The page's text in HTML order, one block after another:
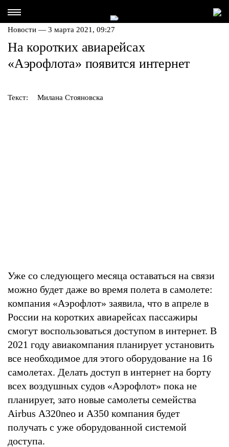
Новости — 3 марта 2021, 09:27
На коротких авиарейсах
«Аэрофлота» появится интернет
Текст: Милана Стояновска
Уже со следующего месяца оставаться на связи
можно будет даже во время полета в самолете:
компания «Аэрофлот» заявила, что в апреле в
России на коротких авиарейсах пассажиры
смогут воспользоваться доступом в интернет. В
2021 году авиакомпания планирует установить
все необходимое для этого оборудование на 16
самолетах. Делать доступ в интернет на борту
всех воздушных судов «Аэрофлот» пока не
планирует, зато новые самолеты семейства
Airbus А320neo и А350 компания будет
получать с уже оборудованной системой
доступа.